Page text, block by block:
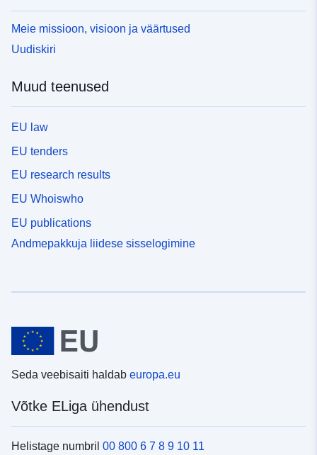
Meie missioon, visioon ja väärtused
Uudiskiri
Muud teenused
EU law
EU tenders
EU research results
EU Whoiswho
EU publications
Andmepakkuja liidese sisselogimine
Seda veebisaiti haldab europa.eu
Võtke ELiga ühendust
Helistage numbril 00 800 6 7 8 9 10 11